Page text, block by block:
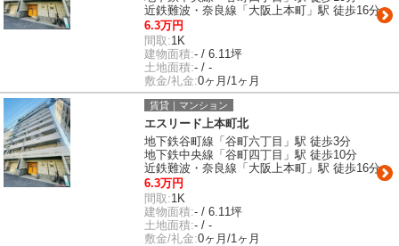
近鉄難波・奈良線「大阪上本町」駅 徒歩16分
6.3万円
間取:1K
建物面積:- / 6.11坪
土地面積:- / -
敷金/礼金:0ヶ月/1ヶ月
賃貸｜マンション
エスリード上本町北
地下鉄谷町線「谷町六丁目」駅 徒歩3分
地下鉄中央線「谷町四丁目」駅 徒歩10分
近鉄難波・奈良線「大阪上本町」駅 徒歩16分
6.3万円
間取:1K
建物面積:- / 6.11坪
土地面積:- / -
敷金/礼金:0ヶ月/1ヶ月